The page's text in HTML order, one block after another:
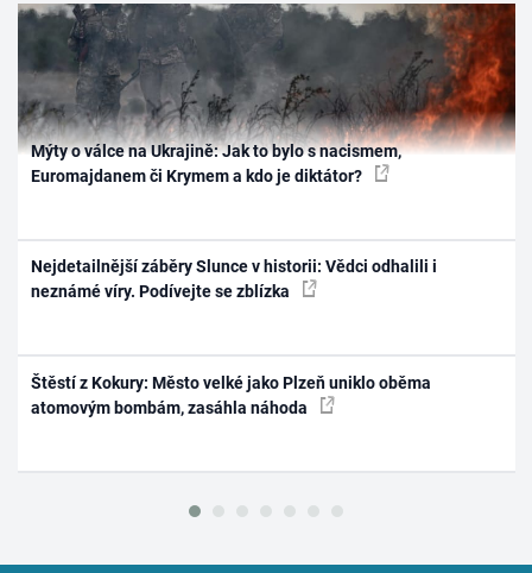
Mýty o válce na Ukrajině: Jak to bylo s nacismem,
Euromajdanem či Krymem a kdo je diktátor?
Nejdetailnější záběry Slunce v historii: Vědci odhalili i
neznámé víry. Podívejte se zblízka
Štěstí z Kokury: Město velké jako Plzeň uniklo oběma
atomovým bombám, zasáhla náhoda